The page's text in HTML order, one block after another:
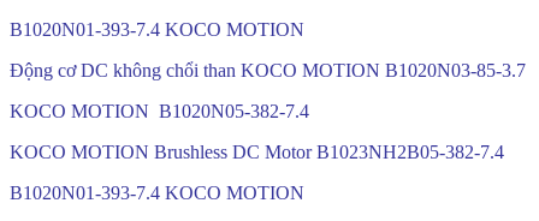
B1020N01-393-7.4 KOCO MOTION
Động cơ DC không chổi than KOCO MOTION B1020N03-85-3.7
KOCO MOTION B1020N05-382-7.4
KOCO MOTION Brushless DC Motor B1023NH2B05-382-7.4
B1020N01-393-7.4 KOCO MOTION